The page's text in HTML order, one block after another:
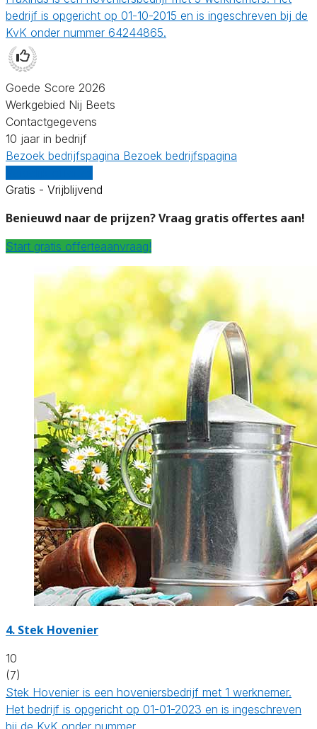
bedrijf is opgericht op 01-10-2015 en is ingeschreven bij de
KvK onder nummer 64244865.
Goede Score 2026
Werkgebied Nij Beets
Contactgegevens
10 jaar in bedrijf
Bezoek bedrijfspagina Bezoek bedrijfspagina
Gratis - Vrijblijvend
Benieuwd naar de prijzen? Vraag gratis offertes aan!
Start gratis offerteaanvraag!
4. Stek Hovenier
10
(7)
Stek Hovenier is een hoveniersbedrijf met 1 werknemer.
Het bedrijf is opgericht op 01-01-2023 en is ingeschreven
bij de KvK onder nummer…